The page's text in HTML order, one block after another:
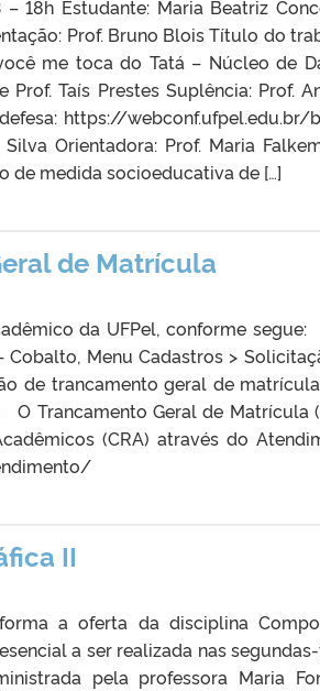
– 18h Estudante: Maria Beatriz
Prof. Bruno Blois Título do
me toca do Tatá – Núcleo de
Prof. Taís Prestes Suplência: Prof.
https://webconf.ufpel.edu.br/
Orientadora: Prof. Maria
de medida socioeducativa de […]
de Matrícula
da UFPel, conforme
Menu Cadastros >
de trancamento geral de
Trancamento Geral de Matrícula
(CRA) através do
II
a oferta da disciplina
a ser realizada nas
pela professora Maria